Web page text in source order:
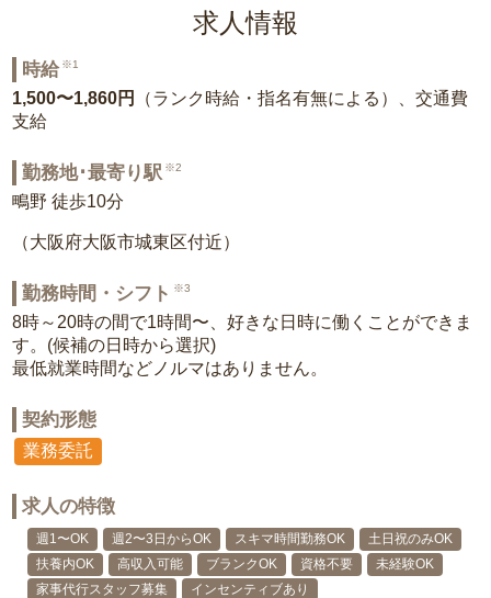
求人情報
時給 ※1
1,500〜1,860円
（ランク時給・指名有無による）、交通費
支給
勤務地･最寄り駅 ※2
鴫野 徒歩10分
（大阪府大阪市城東区付近）
勤務時間・シフト ※3
8時～20時の間で1時間〜、好きな日時に働くことができま
す。(候補の日時から選択)
最低就業時間などノルマはありません。
契約形態
業務委託
求人の特徴
週1〜OK 週2〜3日からOK スキマ時間勤務OK
土日祝のみOK
扶養内OK
高収入可能 ブランクOK 資格不要
未経験OK
家事代行スタッフ募集
インセンティブあり